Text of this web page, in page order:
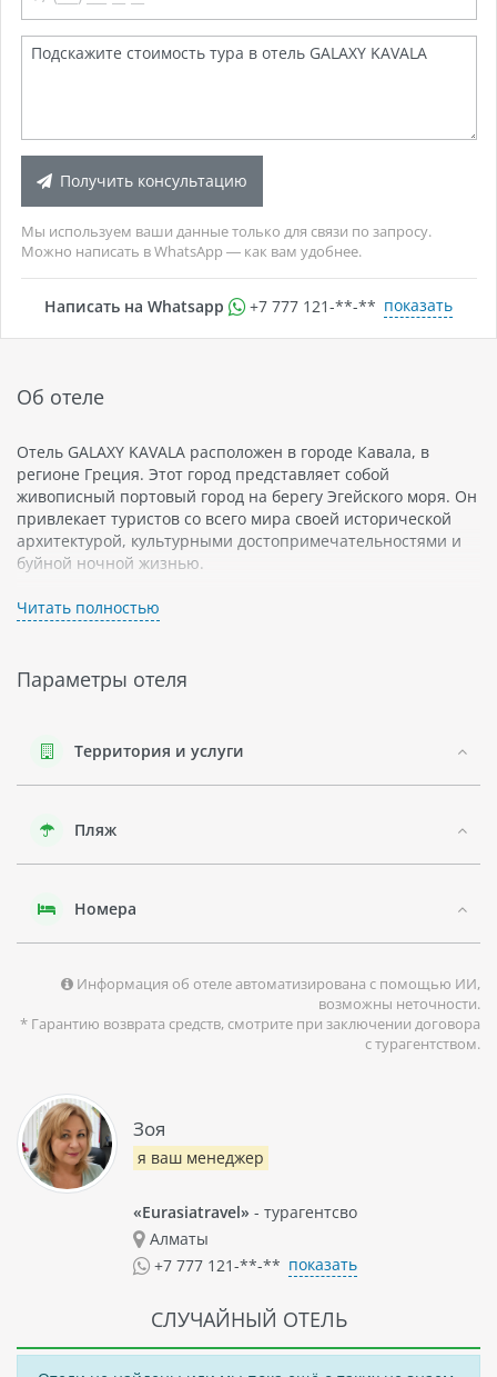
Получить консультацию
Мы используем ваши данные только для связи по запросу.
Можно написать в WhatsApp — как вам удобнее.
Написать на Whatsapp +7 777 121-**-** показать
Об отеле
Отель GALAXY KAVALA расположен в городе Кавала, в
регионе Греция. Этот город представляет собой
живописный портовый город на берегу Эгейского моря. Он
привлекает туристов со всего мира своей исторической
архитектурой, культурными достопримечательностями и
буйной ночной жизнью.
Отель GALAXY KAVALA является активным городским
отелем, который предлагает широкий спектр развлечений
или горы.
видами спорта, такими как плавание в бассейне или
В регионе Кавала можно посетить такие
В целом, отель GALAXY KAVALA представляет собой
в регионе Греции.
Читать полностью
Параметры отеля
Территория и услуги
Пляж
Номера
Информация об отеле автоматизирована с помощью ИИ,
возможны неточности.
* Гарантию возврата средств, смотрите при заключении договора
с турагентством.
Зоя
я ваш менеджер
«Eurasiatravel» - турагентсво
Алматы
+7 777 121-**-** показать
СЛУЧАЙНЫЙ ОТЕЛЬ